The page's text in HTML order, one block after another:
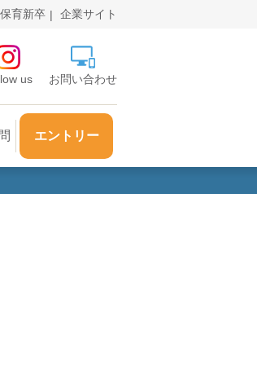
保育新卒 企業サイト
us お問い合わせ
エントリー